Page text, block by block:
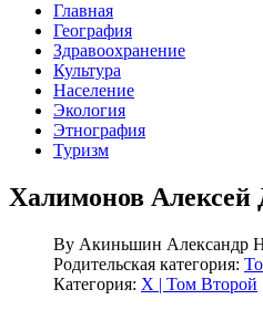
Главная
География
Здравоохранение
Культура
Население
Экология
Этнография
Туризм
Халимонов Алексей
By Акиньшин Александр
Родительская категория:
Категория: Х | Том Второй